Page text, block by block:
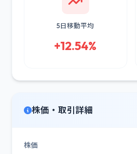
5日移動平均
+12.54%
株価・取引詳細
株価